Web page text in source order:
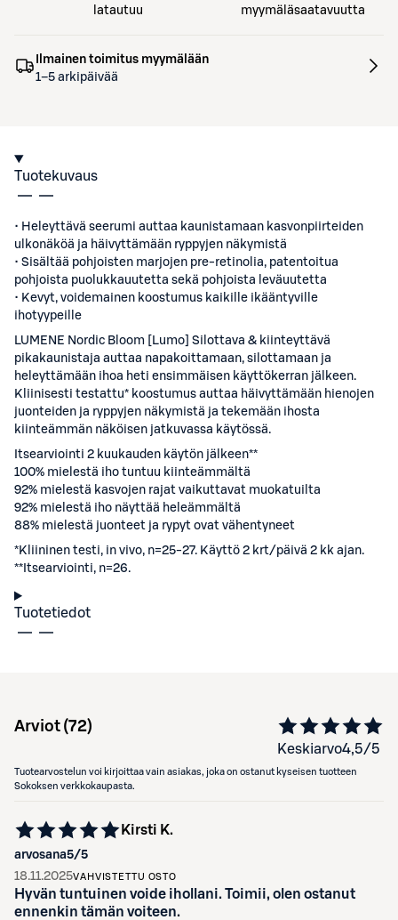
latautuu
myymäläsaatavuutta
Ilmainen toimitus myymälään
1–5 arkipäivää
Tuotekuvaus
• Heleyttävä seerumi auttaa kaunistamaan kasvonpiirteiden
ulkonäköä ja häivyttämään ryppyjen näkymistä
• Sisältää pohjoisten marjojen pre-retinolia, patentoitua
pohjoista puolukkauutetta sekä pohjoista leväuutetta
• Kevyt, voidemainen koostumus kaikille ikääntyville
ihotyypeille
LUMENE Nordic Bloom [Lumo] Silottava & kiinteyttävä
pikakaunistaja auttaa napakoittamaan, silottamaan ja
heleyttämään ihoa heti ensimmäisen käyttökerran jälkeen.
Kliinisesti testattu* koostumus auttaa häivyttämään hienojen
juonteiden ja ryppyjen näkymistä ja tekemään ihosta
kiinteämmän näköisen jatkuvassa käytössä.
Itsearviointi 2 kuukauden käytön jälkeen**
100% mielestä iho tuntuu kiinteämmältä
92% mielestä kasvojen rajat vaikuttavat muokatuilta
92% mielestä iho näyttää heleämmältä
88% mielestä juonteet ja rypyt ovat vähentyneet
*Kliininen testi, in vivo, n=25-27. Käyttö 2 krt/päivä 2 kk ajan.
**Itsearviointi, n=26.
Tuotetiedot
Arviot (72)
Keskiarvo4,5/5
Tuotearvostelun voi kirjoittaa vain asiakas, joka on ostanut kyseisen tuotteen
Sokoksen verkkokaupasta.
arvosana5/5
Kirsti K.
18.11.2025VAHVISTETTU OSTO
Hyvän tuntuinen voide ihollani. Toimii, olen ostanut
ennenkin tämän voiteen.